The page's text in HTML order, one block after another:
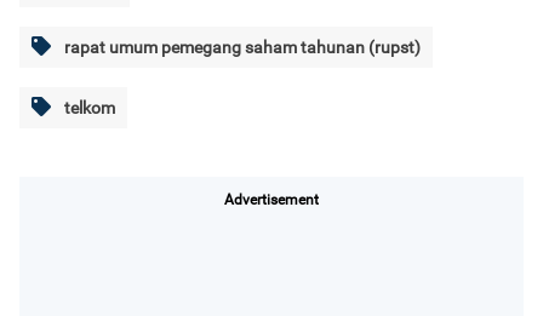
rapat umum pemegang saham tahunan (rupst)
telkom
Advertisement